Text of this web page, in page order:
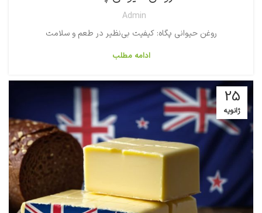
Admin
روغن حیوانی پگاه: کیفیت بی‌نظیر در طعم و سلامت
ادامه مطلب
25
ژانویه